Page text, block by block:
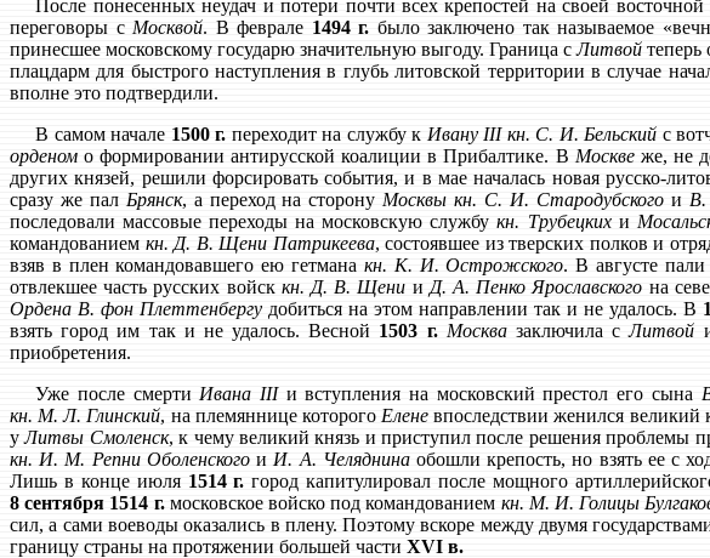
После понесенных неудач и потери почти всех крепостей на своей восточной
переговоры с Москвой. В феврале 1494 г. было заключено так называемое
принесшее московскому государю значительную выгоду. Граница сЛитвой теперь
плацдарм для быстрого наступления в глубь литовской территории в случае
вполне это подтвердили.
В самом начале 1500 г. переходит на службу к Ивану III кн. С. И. Бельский с
орденом о формировании антирусской коалиции в Прибалтике. В Москвеже, не
других князей, решили форсировать события, и в мае началась новая русско-
сразу же пал Брянск, а переход на сторону Москвы кн. С. И. Стародубскогои
последовали массовые переходы на московскую службукн. Трубецкихи
командованием кн. Д. В. Щени Патрикеева, состоявшее из тверских полков и
взяв в плен командовавшего ею гетмана кн. К. И. Острожского. В августе пали
отвлекшее часть русских войск кн. Д. В. Щени и Д. А. Пенко Ярославского на
Ордена В. фон Плеттенбергудобиться на этом направлении так и не удалось. В
взять город им так и не удалось. Весной 1503 г. Москвазаключила сЛитвой
приобретения.
Уже после смерти Ивана IIIи вступления на московский престол его сына
кн. М. Л. Глинский, на племяннице которого Елене впоследствии женился великий
уЛитвы Смоленск, к чему великий князь и приступил после решения проблемы
кн. И. М. Репни Оболенскогои И. А. Челяднинаобошли крепость, но взять ее с
Лишь в конце июля 1514 г. город капитулировал после мощного
8 сентября 1514 г.московское войско под командованием кн. М. И. Голицы
сил, а сами воеводы оказались в плену. Поэтому вскоре между двумя
границу страны на протяжении большей части XVI в.